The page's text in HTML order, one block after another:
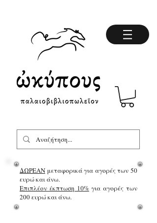
ΔΩΡΕΑΝ μεταφορικά για αγορές των 50
ευρώ και άνω.
Επιπλέον έκπτωση 10%για αγορές των
200 ευρώ και άνω.